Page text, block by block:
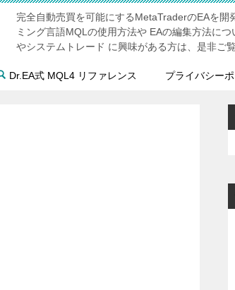
完全自動売買を可能にするMetaTraderのEAを開
ミング言語MQLの使用方法や EAの編集方法に
やシステムトレード に興味がある方は、是非ご覧
Dr.EA式 MQL4 リファレンス プライバシー